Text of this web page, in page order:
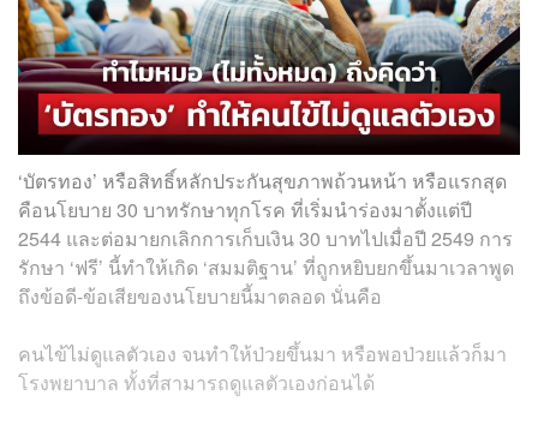
‘บัตรทอง’ หรือสิทธิ์หลักประกันสุขภาพถ้วนหน้า หรือแรกสุด
คือนโยบาย 30 บาทรักษาทุกโรค ที่เริ่มนำร่องมาตั้งแต่ปี
2544 และต่อมายกเลิกการเก็บเงิน 30 บาทไปเมื่อปี 2549 การ
รักษา ‘ฟรี’ นี้ทำให้เกิด ‘สมมติฐาน’ ที่ถูกหยิบยกขึ้นมาเวลาพูด
ถึงข้อดี-ข้อเสียของนโยบายนี้มาตลอด นั่นคือ
คนไข้ไม่ดูแลตัวเอง จนทำให้ป่วยขึ้นมา หรือพอป่วยแล้วก็มา
โรงพยาบาล ทั้งที่สามารถดูแลตัวเองก่อนได้